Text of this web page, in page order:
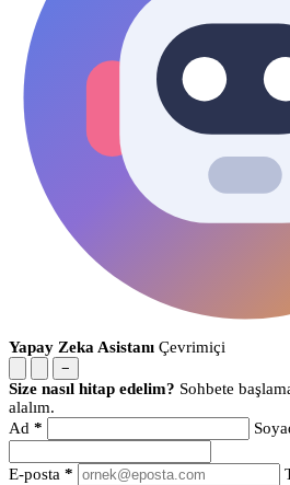
Yapay Zeka Asistanı Çevrimiçi
−
Size nasıl hitap edelim? Sohbete
alalım.
Ad *
E-posta *